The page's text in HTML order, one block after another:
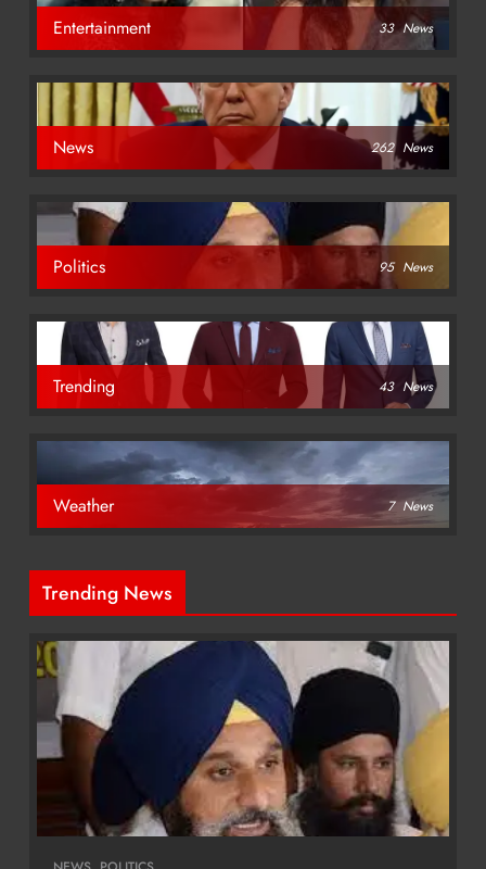
Entertainment 33 News
News 262 News
Politics 95 News
Trending 43 News
Weather 7 News
Trending News